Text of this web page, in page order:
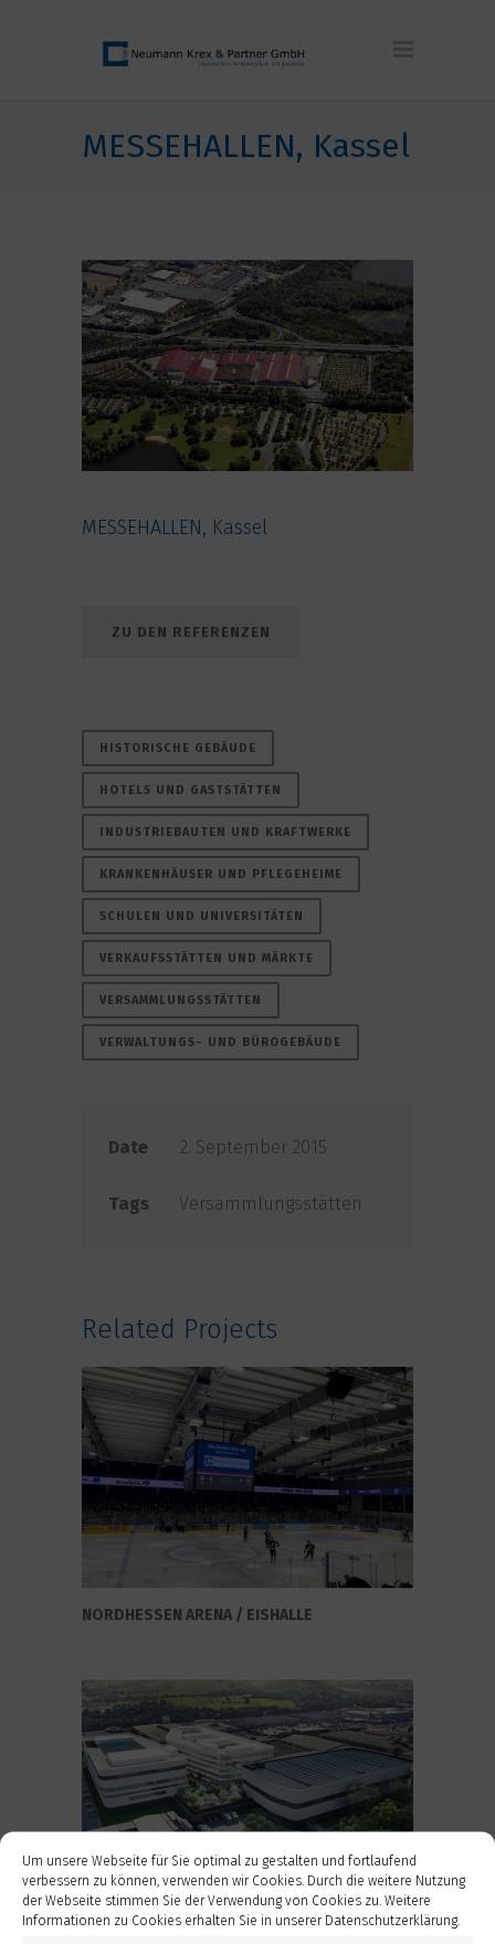
Um unsere Webseite für Sie optimal zu gestalten und fortlaufend
verbessern zu können, verwenden wir Cookies. Durch die weitere Nutzung
der Webseite stimmen Sie der Verwendung von Cookies zu. Weitere
Informationen zu Cookies erhalten Sie in unserer Datenschutzerklärung.
MESSEHALLEN, Kassel
MESSEHALLEN, Kassel
ZU DEN REFERENZEN
HISTORISCHE GEBÄUDE
HOTELS UND GASTSTÄTTEN
INDUSTRIEBAUTEN UND KRAFTWERKE
KRANKENHÄUSER UND PFLEGEHEIME
SCHULEN UND UNIVERSITÄTEN
VERKAUFSSTÄTTEN UND MÄRKTE
VERSAMMLUNGSSTÄTTEN
VERWALTUNGS- UND BÜROGEBÄUDE
Date 2. September 2015
Tags Versammlungsstätten
Related Projects
NORDHESSEN ARENA / EISHALLE
ARBEITSGEMEINSCHAFT SÜDDEUTSCHLAND